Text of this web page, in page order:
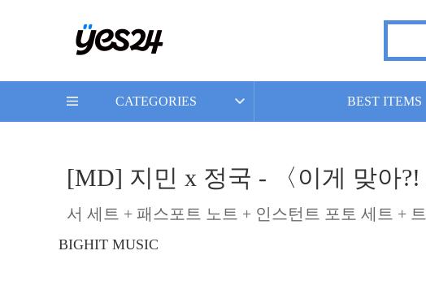
CATEGORIES BEST ITEMS
[MD] 지민 x 정국 - 〈이게 맞아?!
서 세트 + 패스포트 노트 + 인스턴트 포토 세트 +
BIGHIT MUSIC